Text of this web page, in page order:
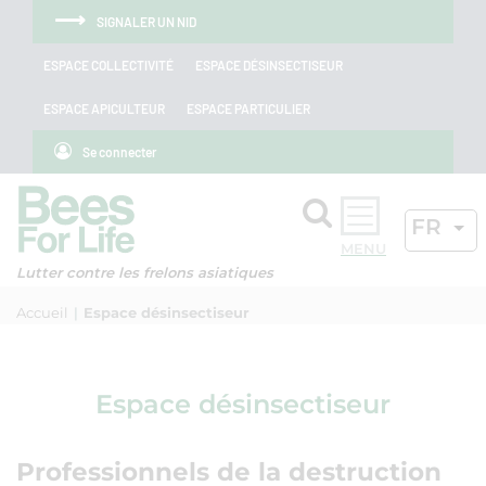
Panneau de gestion des cookies
Aller au menu
Aller au contenu
Aller à la recherche
SIGNALER UN NID
ESPACE COLLECTIVITÉ ESPACE DÉSINSECTISEUR
ESPACE APICULTEUR ESPACE PARTICULIER
Se connecter
Lutter contre les frelons asiatiques
Rechercher
FR
Accueil Espace désinsectiseur
Espace désinsectiseur
Professionnels de la destruction